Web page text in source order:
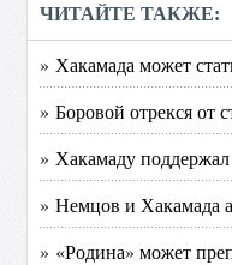
ЧИТАЙТЕ ТАКЖЕ:
» Хакамада может
» Боровой отрекся от
» Хакамаду
» Немцов и Хакамада
» «Родина» может